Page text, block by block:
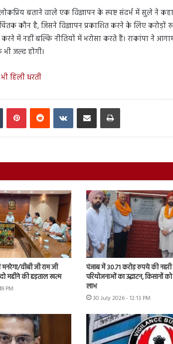
बताने वाले एक विज्ञापन के स्पष्ट संदर्भ में सुले ने
कौन है, जिसने विज्ञापन प्रकाशित करने के लिए करोड़ों
में नहीं बल्कि नीतियों में भरोसा करते हैं। राकांपा ने
जल्द होगी।
हिली धरती
Tumblr PinterestReddit VKontakteShare via Email Print
वीबी जी राम जी
दो महीने की हड़ताल खत्म
PM
पंजाब में 30.71 करोड़ रुपये की नहरी
परियोजनाओं का उद्घाटन, किसानों
लाभ
30 July 2026 - 12:13 PM